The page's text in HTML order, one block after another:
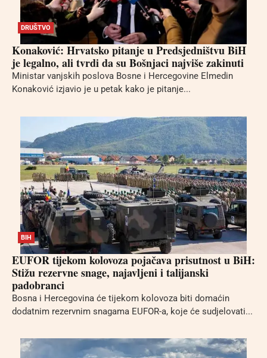
DRUŠTVO
Konaković: Hrvatsko pitanje u Predsjedništvu BiH
je legalno, ali tvrdi da su Bošnjaci najviše zakinuti
Ministar vanjskih poslova Bosne i Hercegovine Elmedin
Konaković izjavio je u petak kako je pitanje...
BIH
EUFOR tijekom kolovoza pojačava prisutnost u BiH:
Stižu rezervne snage, najavljeni i talijanski
padobranci
Bosna i Hercegovina će tijekom kolovoza biti domaćin
dodatnim rezervnim snagama EUFOR-a, koje će sudjelovati...